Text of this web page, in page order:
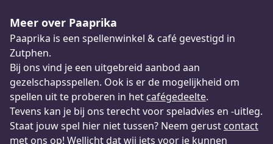
Meer over Paaprika
Paaprika is een spellenwinkel & café gevestigd in
Zutphen.
Bij ons vind je een uitgebreid aanbod aan
gezelschapsspellen. Ook is er de mogelijkheid om
spellen uit te proberen in het cafégedeelte.
Tevens kan je bij ons terecht voor speladvies en -uitleg.
Staat jouw spel hier niet tussen? Neem gerust contact
met ons op! Wellicht dat wij iets voor je kunnen